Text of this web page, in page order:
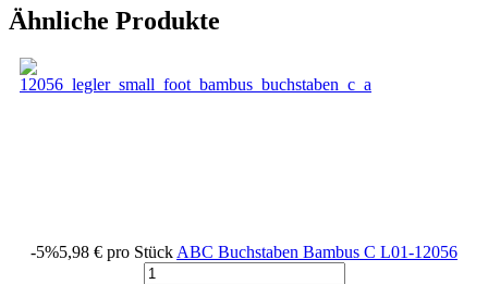
Ähnliche Produkte
-5%5,98 € pro Stück ABC Buchstaben Bambus C L01-12056